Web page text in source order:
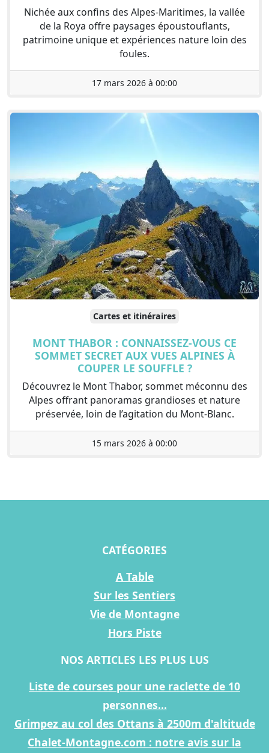
Nichée aux confins des Alpes-Maritimes, la vallée
de la Roya offre paysages époustouflants,
patrimoine unique et expériences nature loin des
foules.
17 mars 2026 à 00:00
Cartes et itinéraires
MONT THABOR : CONNAISSEZ-VOUS CE
SOMMET SECRET AUX VUES ALPINES À
COUPER LE SOUFFLE ?
Découvrez le Mont Thabor, sommet méconnu des
Alpes offrant panoramas grandioses et nature
préservée, loin de l’agitation du Mont-Blanc.
15 mars 2026 à 00:00
CATÉGORIES
A Table
Sur les Sentiers
Vie de Montagne
Hors Piste
NOS ARTICLES LES PLUS LUS
Liste de courses pour une raclette de 10
personnes...
Grimpez au col des Ottans à 2500m d'altitude
Chalet-Montagne.com : notre avis sur la